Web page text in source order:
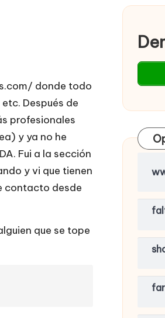
donde todo
Después de
profesionales
y ya no he
Fui a la sección
y vi que tienen
contacto desde
que se tope